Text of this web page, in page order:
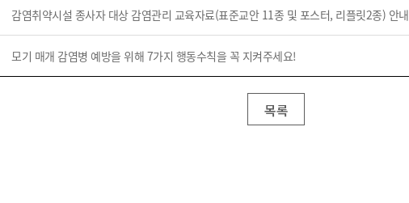
감염취약시설 종사자 대상 감염관리 교육자료(표준교안 11종 및 포스터, 리플릿2종) 안내
모기 매개 감염병 예방을 위해 7가지 행동수칙을 꼭 지켜주세요!
목록